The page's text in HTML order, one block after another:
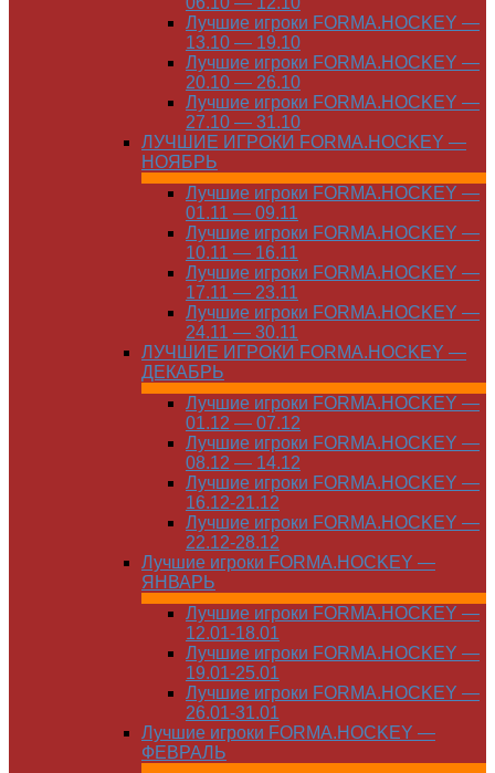
Лучшие игроки FORMA.HOCKEY —
13.10 — 19.10
Лучшие игроки FORMA.HOCKEY —
20.10 — 26.10
Лучшие игроки FORMA.HOCKEY —
27.10 — 31.10
ЛУЧШИЕ ИГРОКИ FORMA.HOCKEY —
НОЯБРЬ
Лучшие игроки FORMA.HOCKEY —
01.11 — 09.11
Лучшие игроки FORMA.HOCKEY —
10.11 — 16.11
Лучшие игроки FORMA.HOCKEY —
17.11 — 23.11
Лучшие игроки FORMA.HOCKEY —
24.11 — 30.11
ЛУЧШИЕ ИГРОКИ FORMA.HOCKEY —
ДЕКАБРЬ
Лучшие игроки FORMA.HOCKEY —
01.12 — 07.12
Лучшие игроки FORMA.HOCKEY —
08.12 — 14.12
Лучшие игроки FORMA.HOCKEY —
16.12-21.12
Лучшие игроки FORMA.HOCKEY —
22.12-28.12
Лучшие игроки FORMA.HOCKEY —
ЯНВАРЬ
Лучшие игроки FORMA.HOCKEY —
12.01-18.01
Лучшие игроки FORMA.HOCKEY —
19.01-25.01
Лучшие игроки FORMA.HOCKEY —
26.01-31.01
Лучшие игроки FORMA.HOCKEY —
ФЕВРАЛЬ